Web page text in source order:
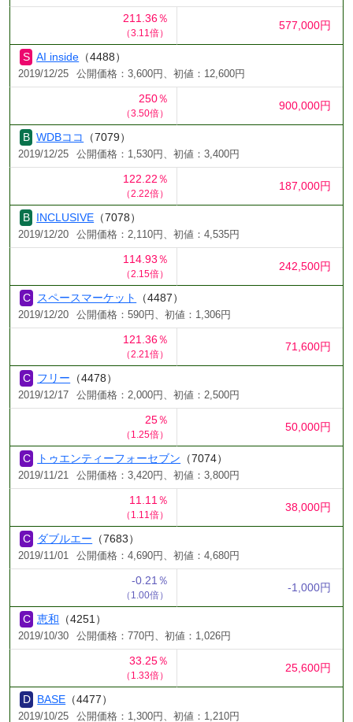
211.36％
（3.11倍）
577,000円
AI inside （4488）
2019/12/25 公開価格：3,600円、初値：12,600円
250％
（3.50倍）
900,000円
WDBココ （7079）
2019/12/25 公開価格：1,530円、初値：3,400円
122.22％
（2.22倍）
187,000円
INCLUSIVE （7078）
2019/12/20 公開価格：2,110円、初値：4,535円
114.93％
（2.15倍）
242,500円
スペースマーケット （4487）
2019/12/20 公開価格：590円、初値：1,306円
121.36％
（2.21倍）
71,600円
フリー （4478）
2019/12/17 公開価格：2,000円、初値：2,500円
25％
（1.25倍）
50,000円
トゥエンティーフォーセブン （7074）
2019/11/21 公開価格：3,420円、初値：3,800円
11.11％
（1.11倍）
38,000円
ダブルエー （7683）
2019/11/01 公開価格：4,690円、初値：4,680円
-0.21％
（1.00倍）
-1,000円
恵和 （4251）
2019/10/30 公開価格：770円、初値：1,026円
33.25％
（1.33倍）
25,600円
BASE （4477）
2019/10/25 公開価格：1,300円、初値：1,210円